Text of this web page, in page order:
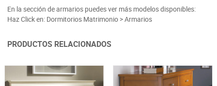
En la sección de armarios puedes ver más modelos disponibles:
Haz Click en: Dormitorios Matrimonio > Armarios
PRODUCTOS RELACIONADOS